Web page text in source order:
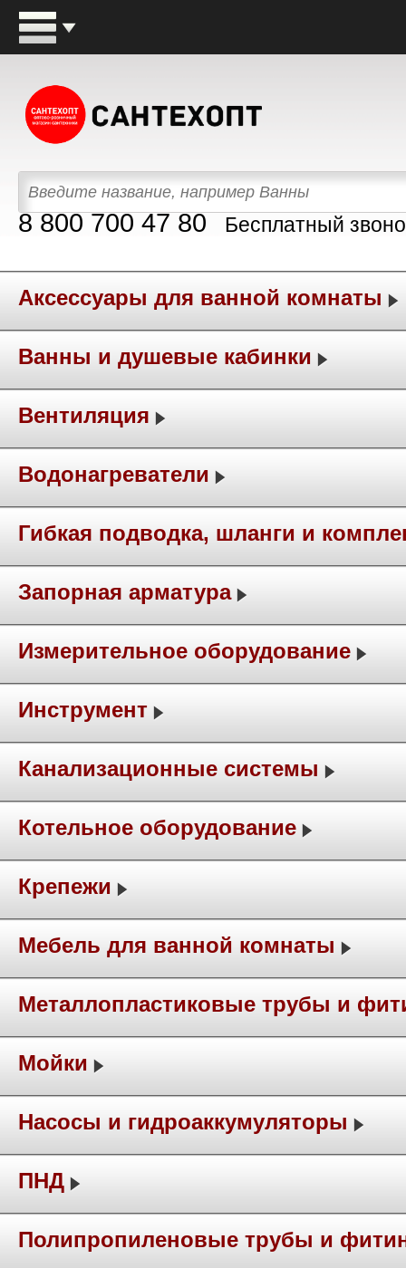
8 800 700 47 80 Бесплатный
Аксессуары для ванной комнаты
Ванны и душевые кабинки
Вентиляция
Водонагреватели
Гибкая подводка, шланги и
Запорная арматура
Измерительное оборудование
Инструмент
Канализационные системы
Котельное оборудование
Крепежи
Мебель для ванной комнаты
Металлопластиковые трубы и
Мойки
Насосы и гидроаккумуляторы
ПНД
Полипропиленовые трубы и